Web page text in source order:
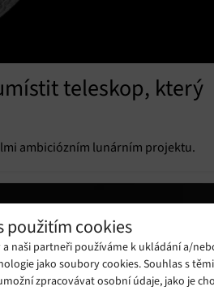
použitím cookies
naši partneři používáme k ukládání a/
jako soubory cookies. Souhlas s
zpracovávat osobní údaje, jako je
teleskop, který
ambiciózním lunárním projektu.